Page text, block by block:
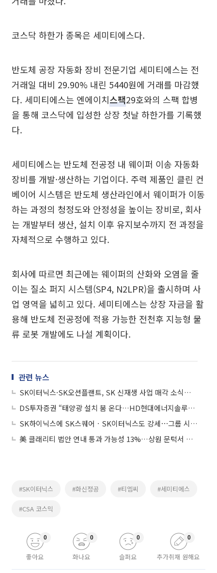
코스닥 하한가 종목은 세미티에스다.
반도체 공장 자동화 장비 전문기업 세미티에스는 전
거래일 대비 29.90% 내린 5440원에 거래를 마감했
다. 세미티에스는 엔에이치스팩29호와의 스팩 합병
을 통해 코스닥에 입성한 상장 첫날 하한가를 기록했
다.
세미티에스는 반도체 전공정 내 웨이퍼 이송 자동화
장비를 개발·생산하는 기업이다. 주력 제품인 클린 컨
베이어 시스템은 반도체 생산라인에서 웨이퍼가 이동
하는 과정의 청정도와 안정성을 높이는 장비로, 회사
는 개발부터 생산, 설치 이후 유지보수까지 전 과정을
자체적으로 수행하고 있다.
회사에 따르면 최근에는 웨이퍼의 산화와 오염을 줄
이는 질소 퍼지 시스템(SP4, N2LPR)을 출시하며 사
업 영역을 넓히고 있다. 세미티에스는 상장 자금을 활
용해 반도체 전공정에 적용 가능한 전천후 지능형 물
류 로봇 개발에도 나설 계획이다.
관련 뉴스
SK이터닉스·SK오션플랜트, SK 신재생 사업 매각 소식에 동반 강세
DS투자증권 “태양광 설치 붐 온다…HD현대에너지솔루션ㆍSK이터닉스 최선호주”
SK하이닉스에 SK스퀘어ㆍSK이터닉스도 강세⋯그룹 시총 4달 만에 2배↑
美 클래리티 법안 연내 통과 가능성 13%…상원 문턱서 제동
#SK이터닉스 #화신정공 #티엠씨 #세미티에스
#CSA 코스믹
좋아요
0
화나요
0
슬퍼요
0
추가취재 원해요
0